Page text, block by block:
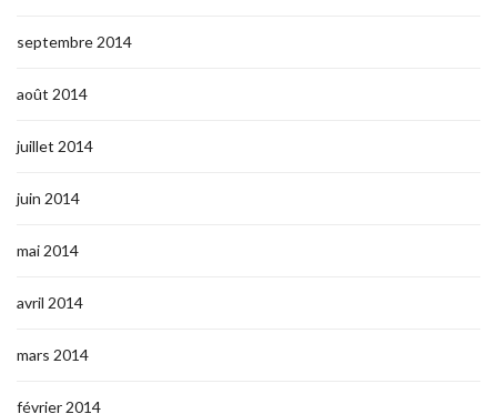
septembre 2014
août 2014
juillet 2014
juin 2014
mai 2014
avril 2014
mars 2014
février 2014